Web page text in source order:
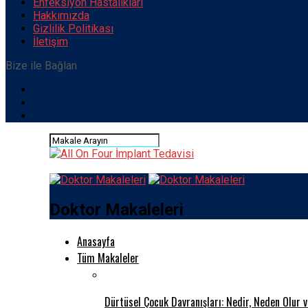
Hakkımızda
Gizlilik Politikası
İletişim
Bize ile Bağlan
Doktor Makaleleri
Anasayfa
Tüm Makaleler
Dürtüsel Çocuk Davranışları: Nedir, Neden Olur